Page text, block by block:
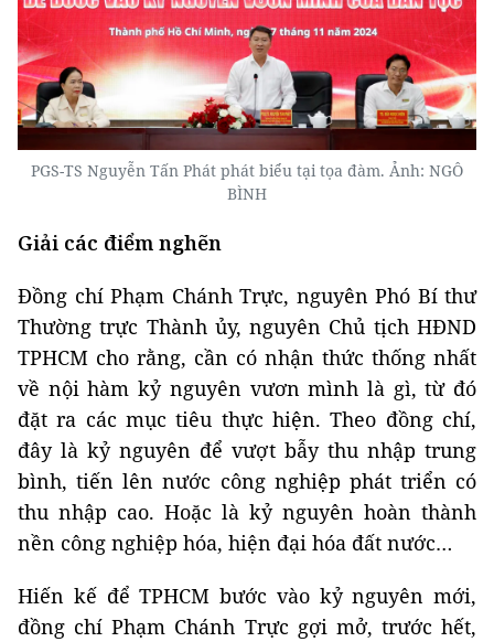
PGS-TS Nguyễn Tấn Phát phát biểu tại tọa đàm. Ảnh: NGÔ
BÌNH
Giải các điểm nghẽn
Đồng chí Phạm Chánh Trực, nguyên Phó Bí thư
Thường trực Thành ủy, nguyên Chủ tịch HĐND
TPHCM cho rằng, cần có nhận thức thống nhất
về nội hàm kỷ nguyên vươn mình là gì, từ đó
đặt ra các mục tiêu thực hiện. Theo đồng chí,
đây là kỷ nguyên để vượt bẫy thu nhập trung
bình, tiến lên nước công nghiệp phát triển có
thu nhập cao. Hoặc là kỷ nguyên hoàn thành
nền công nghiệp hóa, hiện đại hóa đất nước…
Hiến kế để TPHCM bước vào kỷ nguyên mới,
đồng chí Phạm Chánh Trực gợi mở, trước hết,